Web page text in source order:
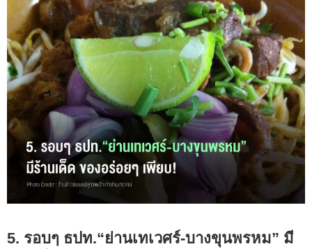
5. รอบๆ ธปท.“ย่านเทเวศร์-บางขุนพรหม” มี